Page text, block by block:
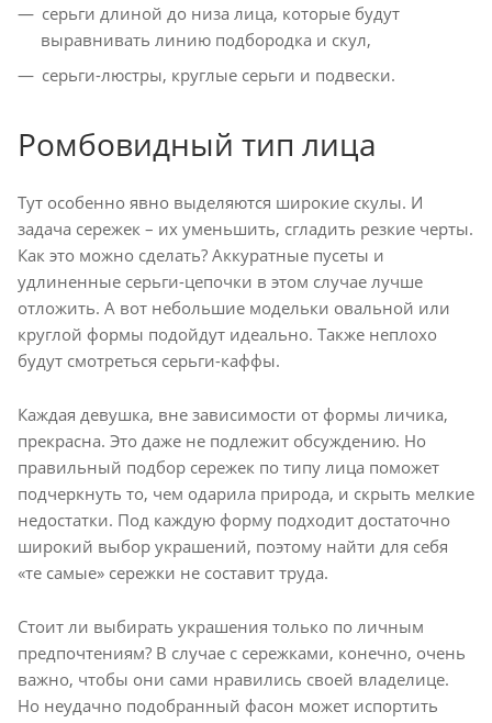
серьги длиной до низа лица, которые будут
выравнивать линию подбородка и скул,
серьги-люстры, круглые серьги и подвески.
Ромбовидный тип лица
Тут особенно явно выделяются широкие скулы. И
задача сережек – их уменьшить, сгладить резкие черты.
Как это можно сделать? Аккуратные пусеты и
удлиненные серьги-цепочки в этом случае лучше
отложить. А вот небольшие модельки овальной или
круглой формы подойдут идеально. Также неплохо
будут смотреться серьги-каффы.
Каждая девушка, вне зависимости от формы личика,
прекрасна. Это даже не подлежит обсуждению. Но
правильный подбор сережек по типу лица поможет
подчеркнуть то, чем одарила природа, и скрыть мелкие
недостатки. Под каждую форму подходит достаточно
широкий выбор украшений, поэтому найти для себя
«те самые» сережки не составит труда.
Стоит ли выбирать украшения только по личным
предпочтениям? В случае с сережками, конечно, очень
важно, чтобы они сами нравились своей владелице.
Но неудачно подобранный фасон может испортить